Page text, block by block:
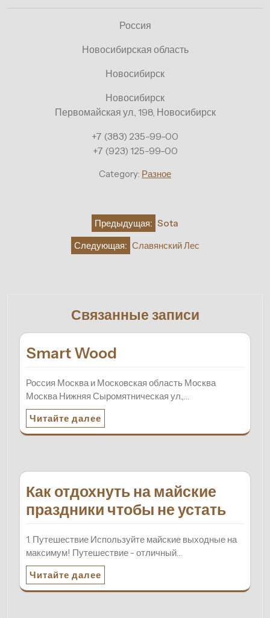
Россия
Новосибирская область
Новосибирск
Новосибирск
Первомайская ул., 198, Новосибирск
+7 (383) 235-99-00
+7 (923) 125-99-00
Category: Разное
Предыдущая: Sota
Следующая: Славянский Лес
Связанные записи
Smart Wood
Россия Москва и Московская область Москва
Москва Нижняя Сыромятническая ул.,…
Читайте далее
Как отдохнуть на майские
праздники чтобы не устать
1. Путешествие Используйте майские выходные на
максимум! Путешествие - отличный…
Читайте далее